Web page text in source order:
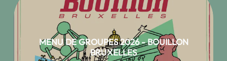
MENU DE GROUPES 2026 - BOUILLON
BRUXELLES